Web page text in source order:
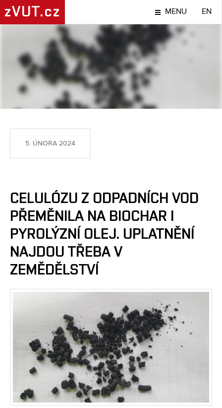
zVUT.cz MENU EN
NÁPADY A OBJEVY
5. ÚNORA 2024
CELULÓZU Z ODPADNÍCH VOD
PŘEMĚNILA NA BIOCHAR I
PYROLÝZNÍ OLEJ. UPLATNĚNÍ
NAJDOU TŘEBA V
ZEMĚDĚLSTVÍ